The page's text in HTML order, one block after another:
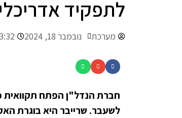
לתפקיד
מערכת נובמבר 18, 2024
חברת הנדל"ן הפתח תקוואית
לשעבר. שרייבר היא בוגרת